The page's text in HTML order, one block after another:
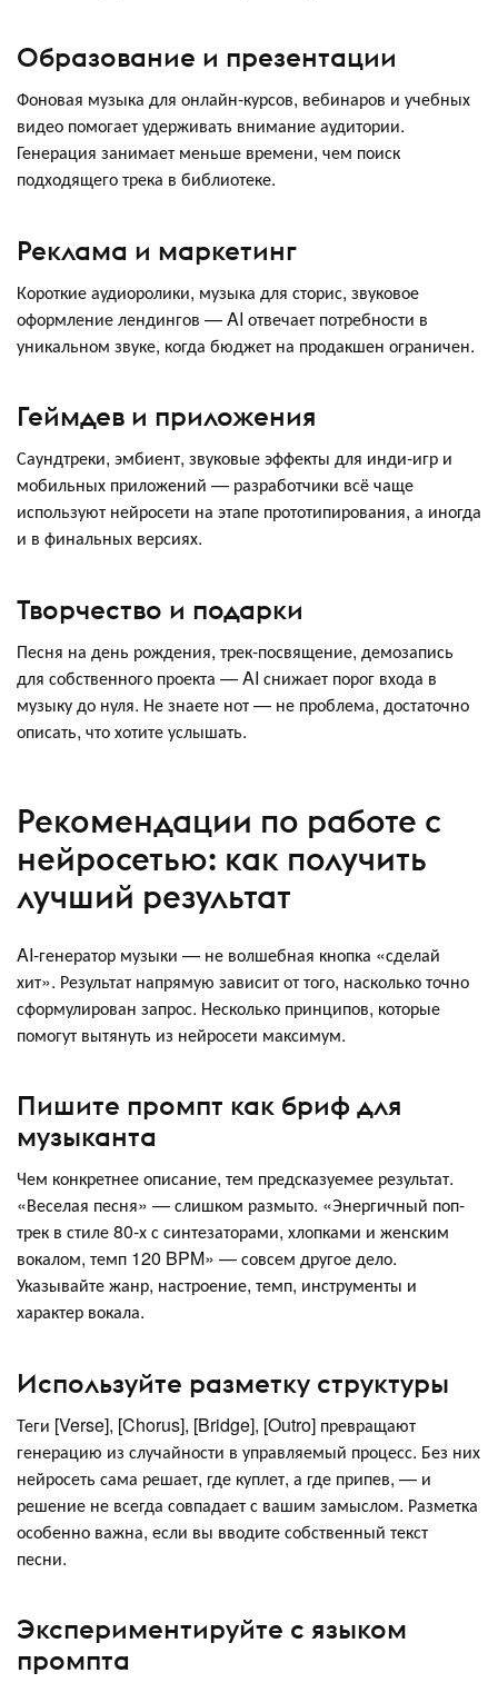
Образование и презентации
Фоновая музыка для онлайн-курсов, вебинаров и учебных
видео помогает удерживать внимание аудитории.
Генерация занимает меньше времени, чем поиск
подходящего трека в библиотеке.
Реклама и маркетинг
Короткие аудиоролики, музыка для сторис, звуковое
оформление лендингов — AI отвечает потребности в
уникальном звуке, когда бюджет на продакшен ограничен.
Геймдев и приложения
Саундтреки, эмбиент, звуковые эффекты для инди-игр и
мобильных приложений — разработчики всё чаще
используют нейросети на этапе прототипирования, а иногда
и в финальных версиях.
Творчество и подарки
Песня на день рождения, трек-посвящение, демозапись
для собственного проекта — AI снижает порог входа в
музыку до нуля. Не знаете нот — не проблема, достаточно
описать, что хотите услышать.
Рекомендации по работе с
нейросетью: как получить
лучший результат
AI-генератор музыки — не волшебная кнопка «сделай
хит». Результат напрямую зависит от того, насколько точно
сформулирован запрос. Несколько принципов, которые
помогут вытянуть из нейросети максимум.
Пишите промпт как бриф для
музыканта
Чем конкретнее описание, тем предсказуемее результат.
«Веселая песня» — слишком размыто. «Энергичный поп-
трек в стиле 80-х с синтезаторами, хлопками и женским
вокалом, темп 120 BPM» — совсем другое дело.
Указывайте жанр, настроение, темп, инструменты и
характер вокала.
Используйте разметку структуры
Теги [Verse], [Chorus], [Bridge], [Outro] превращают
генерацию из случайности в управляемый процесс. Без них
нейросеть сама решает, где куплет, а где припев, — и
решение не всегда совпадает с вашим замыслом. Разметка
особенно важна, если вы вводите собственный текст
песни.
Экспериментируйте с языком
промпта